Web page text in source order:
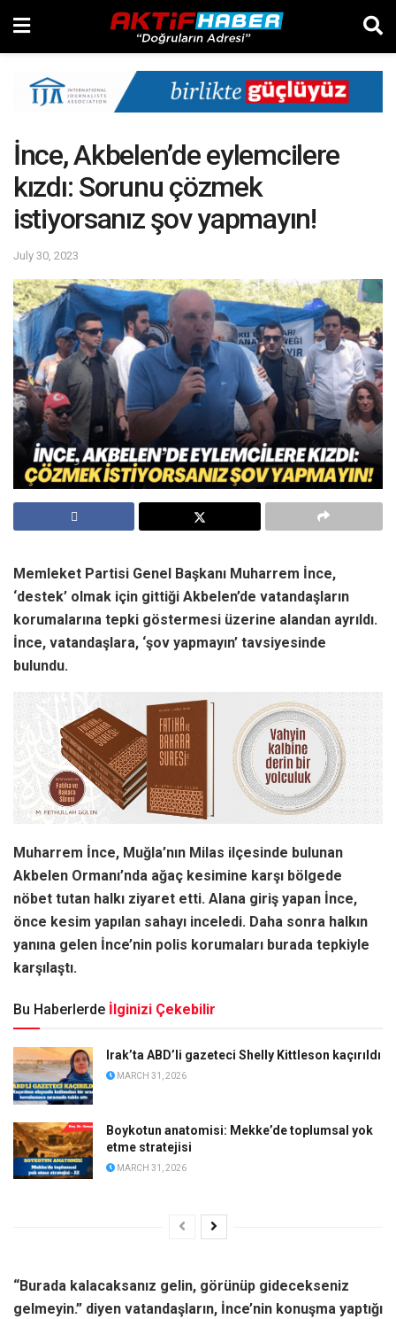
İnce, Akbelen’de eylemcilere
kızdı: Sorunu çözmek
istiyorsanız şov yapmayın!
July 30, 2023
Memleket Partisi Genel Başkanı Muharrem İnce,
‘destek’ olmak için gittiği Akbelen’de vatandaşların
korumalarına tepki göstermesi üzerine alandan ayrıldı.
İnce, vatandaşlara, ‘şov yapmayın’ tavsiyesinde
bulundu.
Muharrem İnce, Muğla’nın Milas ilçesinde bulunan
Akbelen Ormanı’nda ağaç kesimine karşı bölgede
nöbet tutan halkı ziyaret etti. Alana giriş yapan İnce,
önce kesim yapılan sahayı inceledi. Daha sonra halkın
yanına gelen İnce’nin polis korumaları burada tepkiyle
karşılaştı.
Bu Haberlerde İlginizi Çekebilir
Irak’ta ABD’li gazeteci Shelly Kittleson kaçırıldı
MARCH 31, 2026
Boykotun anatomisi: Mekke’de toplumsal yok
etme stratejisi
MARCH 31, 2026
“Burada kalacaksanız gelin, görünüp gidecekseniz
gelmeyin.” diyen vatandaşların, İnce’nin konuşma yaptığı